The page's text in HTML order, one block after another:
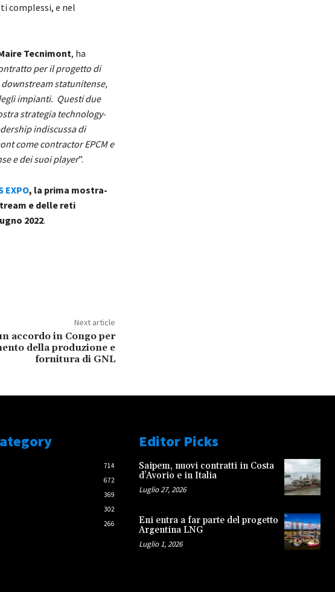
complessi, e nel
Tecnimont, ha
per il progetto di
statunitense,
impianti. Questi due
strategia technology-
indiscussa di
come contractor EPCM e
e dei suoi player”.
EXPO, la prima mostra-
e delle reti
2022.
Next article
accordo in Congo per
della produzione e
fornitura di GNL
714
672
369
302
266
Editor Picks
Saipem, nuovi contratti in Costa
d’Avorio e in Italia
Luglio 27, 2026
Eni entra a far parte del progetto
Argentina LNG
Luglio 1, 2026